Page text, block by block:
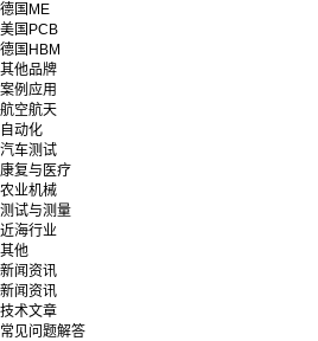
德国ME
美国PCB
德国HBM
其他品牌
案例应用
航空航天
自动化
汽车测试
康复与医疗
农业机械
测试与测量
近海行业
其他
新闻资讯
新闻资讯
技术文章
常见问题解答